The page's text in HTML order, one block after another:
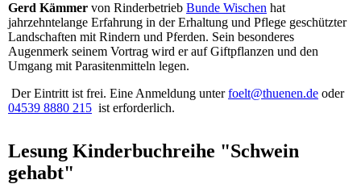
Gerd Kämmer von Rinderbetrieb Bunde Wischen hat
jahrzehntelange Erfahrung in der Erhaltung und Pflege geschützter
Landschaften mit Rindern und Pferden. Sein besonderes
Augenmerk seinem Vortrag wird er auf Giftpflanzen und den
Umgang mit Parasitenmitteln legen.
Der Eintritt ist frei. Eine Anmeldung unterfoelt@thuenen.de oder
04539 8880 215 ist erforderlich.
Lesung Kinderbuchreihe "Schwein
gehabt"